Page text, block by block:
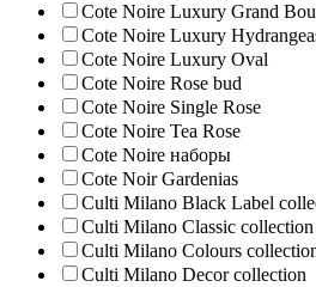
Cote Noire Luxury Grand
Cote Noire Luxury
Cote Noire Luxury Oval
Cote Noire Rose bud
Cote Noire Single Rose
Cote Noire Tea Rose
Cote Noire наборы
Cote Noir Gardenias
Culti Milano Black Label
Culti Milano Classic collection
Culti Milano Colours
Culti Milano Decor collection